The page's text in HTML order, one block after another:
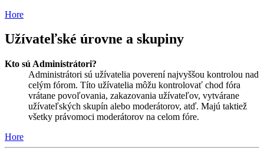
Hore
Užívateľské úrovne a skupiny
Kto sú Administrátori?
Administrátori sú užívatelia poverení najvyššou kontrolou nad
celým fórom. Títo užívatelia môžu kontrolovať chod fóra
vrátane povoľovania, zakazovania užívateľov, vytvárane
užívateľských skupín alebo moderátorov, atď. Majú taktiež
všetky právomoci moderátorov na celom fóre.
Hore